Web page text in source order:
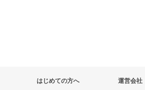
はじめての方へ 運営会社